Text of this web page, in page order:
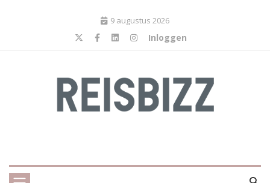
9 augustus 2026
Inloggen